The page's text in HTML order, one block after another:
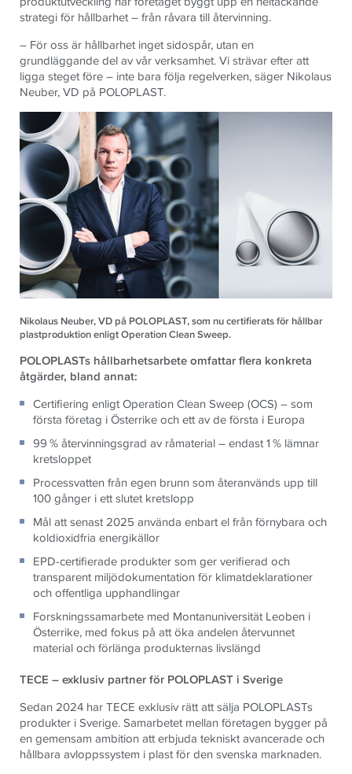
strategi för hållbarhet – från råvara till återvinning.
– För oss är hållbarhet inget sidospår, utan en
grundläggande del av vår verksamhet. Vi strävar efter att
ligga steget före – inte bara följa regelverken, säger Nikolaus
Neuber, VD på POLOPLAST.
Nikolaus Neuber, VD på POLOPLAST, som nu certifierats för hållbar
plastproduktion enligt Operation Clean Sweep.
POLOPLASTs hållbarhetsarbete omfattar flera konkreta
åtgärder, bland annat:
Certifiering enligt Operation Clean Sweep (OCS) – som
första företag i Österrike och ett av de första i Europa
99 % återvinningsgrad av råmaterial – endast 1 % lämnar
kretsloppet
Processvatten från egen brunn som återanvänds upp till
100 gånger i ett slutet kretslopp
Mål att senast 2025 använda enbart el från förnybara och
koldioxidfria energikällor
EPD-certifierade produkter som ger verifierad och
transparent miljödokumentation för klimatdeklarationer
och offentliga upphandlingar
Forskningssamarbete med Montanuniversität Leoben i
Österrike, med fokus på att öka andelen återvunnet
material och förlänga produkternas livslängd
TECE – exklusiv partner för POLOPLAST i Sverige
Sedan 2024 har TECE exklusiv rätt att sälja POLOPLASTs
produkter i Sverige. Samarbetet mellan företagen bygger på
en gemensam ambition att erbjuda tekniskt avancerade och
hållbara avloppssystem i plast för den svenska marknaden.